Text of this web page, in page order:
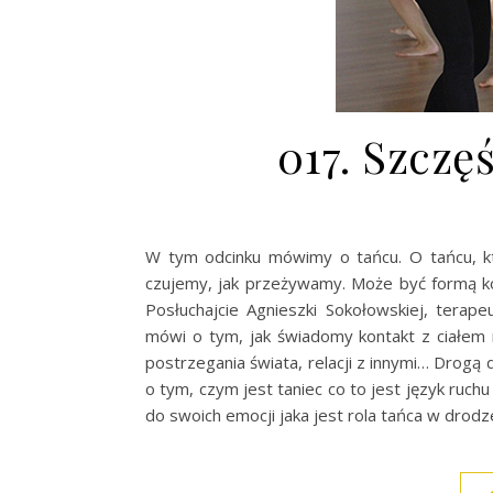
017.
W tym odcinku mówimy o tańcu. O tańcu,
czujemy, jak przeżywamy. Może być formą
Posłuchajcie Agnieszki Sokołowskiej,
mówi o tym, jak świadomy kontakt z
postrzegania świata, relacji z innymi… Drogą
o tym, czym jest taniec co to jest język
do swoich emocji jaka jest rola tańca w